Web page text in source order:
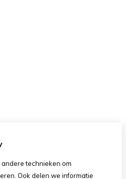
technieken om
Ook delen we informatie